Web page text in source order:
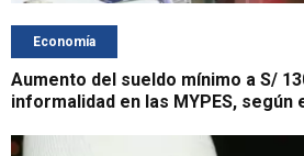
Economía
Aumento del sueldo mínimo a S/
informalidad en las MYPES, según